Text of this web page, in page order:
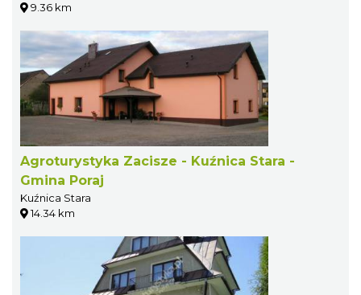
9.36 km
Agroturystyka Zacisze - Kuźnica Stara -
Gmina Poraj
Kuźnica Stara
14.34 km